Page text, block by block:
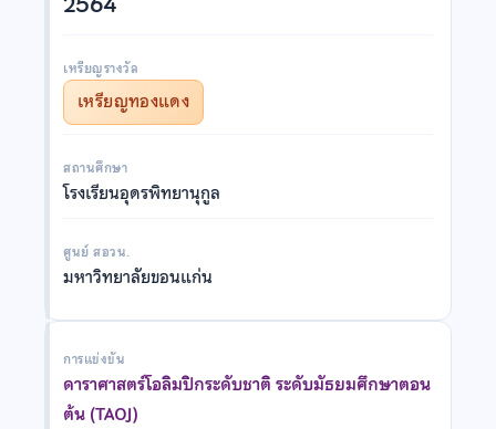
เหรียญรางวัล
เหรียญทองแดง
สถานศึกษา
โรงเรียนอุดรพิทยานุกูล
ศูนย์ สอวน.
มหาวิทยาลัยขอนแก่น
การแข่งขัน
ดาราศาสตร์โอลิมปิกระดับชาติ ระดับมัธยมศึกษาตอน
ต้น (TAOJ)